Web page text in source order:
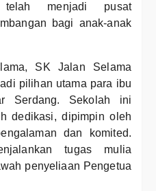
menjadi pusat
bagi anak-anak
SK Jalan Selama
pilihan utama para ibu
Serdang. Sekolah ini
dedikasi, dipimpin oleh
dan komited.
tugas mulia
penyeliaan Pengetua